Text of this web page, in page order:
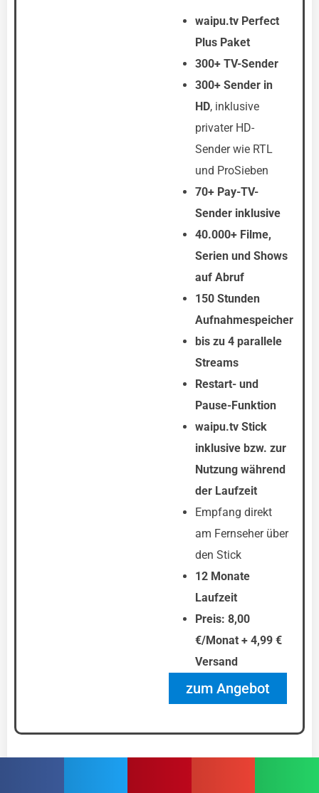
waipu.tv Perfect
Plus Paket
300+ TV-Sender
300+ Sender in
HD, inklusive
privater HD-
Sender wie RTL
und ProSieben
70+ Pay-TV-
Sender inklusive
40.000+ Filme,
Serien und Shows
auf Abruf
150 Stunden
Aufnahmespeicher
bis zu 4 parallele
Streams
Restart- und
Pause-Funktion
waipu.tv Stick
inklusive bzw. zur
Nutzung während
der Laufzeit
Empfang direkt
am Fernseher über
den Stick
12 Monate
Laufzeit
Preis: 8,00
€/Monat + 4,99 €
Versand
zum Angebot